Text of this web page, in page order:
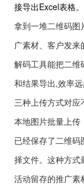
接导出Excel表格。
拿到一堆二维码图
广素材、客户发
解码工具能把二维
和结果导出,效率远
三种上传方式对应
本地图片批量上传
已经保存了二维
择文件。这种方
活动留存的推广素